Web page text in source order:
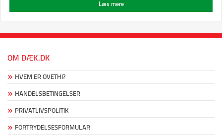
Læs mere
OM DÆK.DK
HVEM ER OVETHI?
HANDELSBETINGELSER
PRIVATLIVSPOLITIK
FORTRYDELSESFORMULAR